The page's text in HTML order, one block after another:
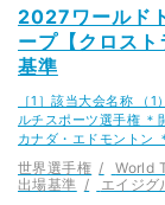
2027ワールド
ープ【クロス
基準
［1］該当大会名称 （
ルチスポーツ選手権 ＊
カナダ・エドモントン
世界選手権 World
出場基準
エイジ